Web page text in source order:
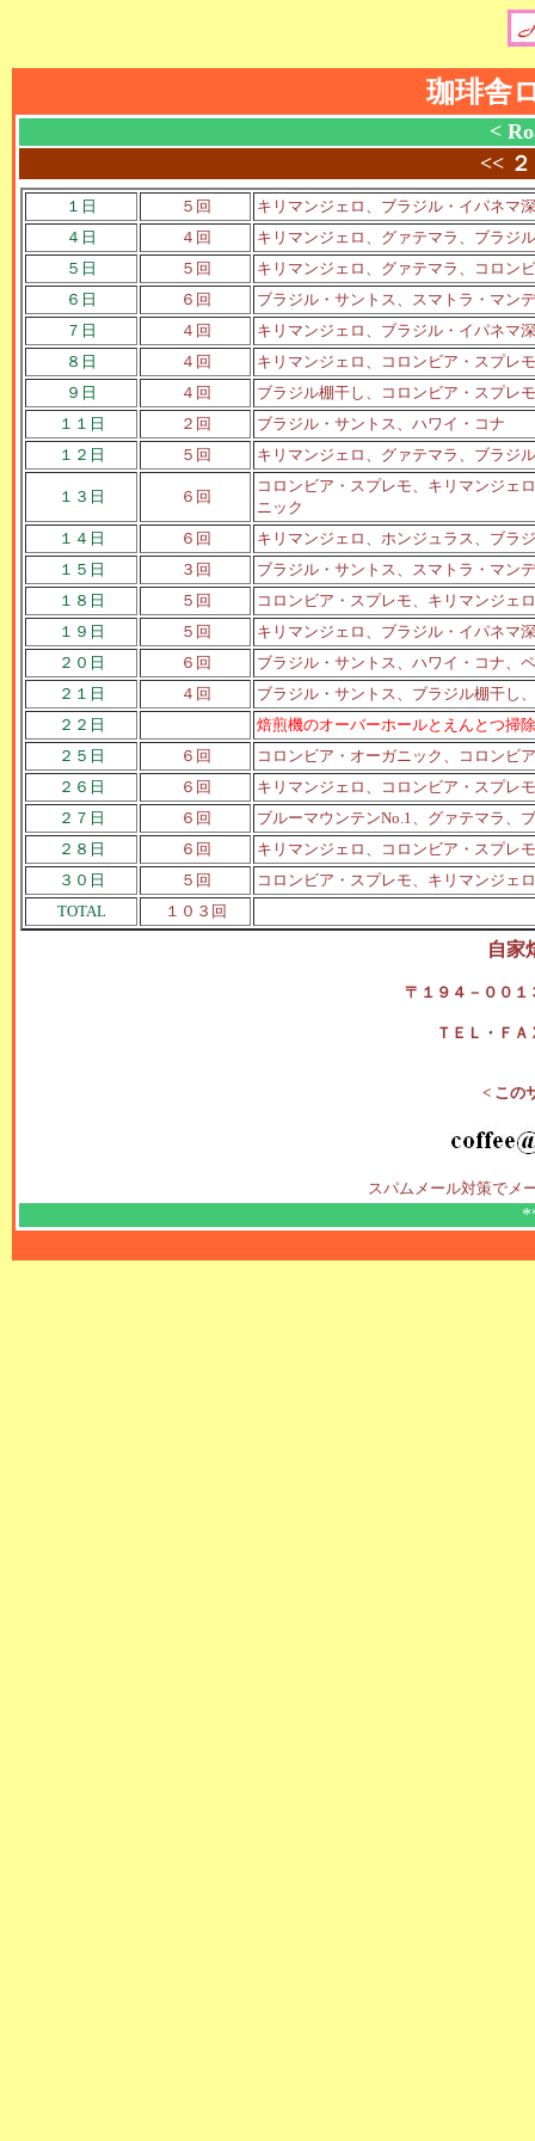
珈琲舎
<
<<
１日 ５回
キリマンジェロ、ブラジル・イパネマ
４日
４回
キリマンジェロ、グァテマラ、ブラジ
５日
５回
キリマンジェロ、グァテマラ、コロン
６日
６回
ブラジル・サントス、スマトラ・マン
７日
４回
キリマンジェロ、ブラジル・イパネマ
８日
４回
キリマンジェロ、コロンビア・スプレ
９日
４回
ブラジル棚干し、コロンビア・スプレ
１１日
２回
ブラジル・サントス、ハワイ・コナ
１２日
５回 キリマンジェロ、グァテマラ、ブラジ
１３日 ６回
コロンビア・スプレモ、キリマンジェ
ニック
１４日
６回
キリマンジェロ、ホンジュラス、ブラ
１５日
３回
ブラジル・サントス、スマトラ・マン
１８日
５回
コロンビア・スプレモ、キリマンジェ
１９日
５回
キリマンジェロ、ブラジル・イパネマ
２０日
６回
ブラジル・サントス、ハワイ・コナ、
２１日
４回
ブラジル・サントス、ブラジル棚干し
２２日
焙煎機のオーバーホールとえんとつ掃除
２５日
６回
コロンビア・オーガニック、コロンビ
２６日
６回
キリマンジェロ、コロンビア・スプレ
２７日
６回
ブルーマウンテンNo.1、グァテマラ、
２８日
６回
キリマンジェロ、コロンビア・スプレ
３０日
５回
コロンビア・スプレモ、キリマンジェ
TOTAL
１０３回
自家
〒１９４－００１
ＴＥＬ・Ｆ
< この
スパムメール対策でメ